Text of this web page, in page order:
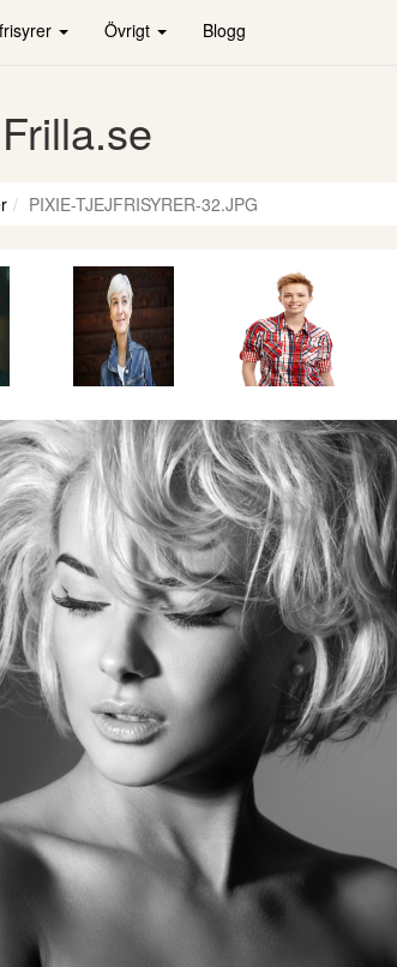
Övrigt Blogg
PIXIE-TJEJFRISYRER-32.JPG